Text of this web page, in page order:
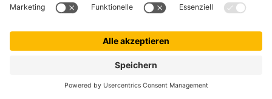
KUNDENBEWERTUNGEN
Unsere Kund:innen und ihre
Fellnasensind zufrieden